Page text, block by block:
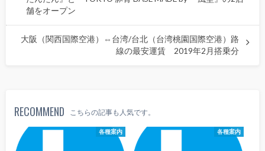
舗をオープン
大阪（関西国際空港）⇔台湾/台北（台湾桃園国際空港）路
線の最安運賃 2019年2月搭乗分
RECOMMEND こちらの記事も人気です。
各種案内 各種案内